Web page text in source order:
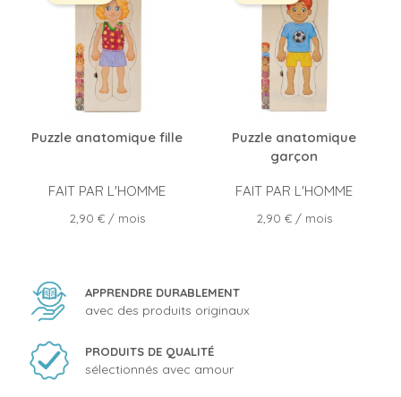
Puzzle anatomique fille
FAIT PAR L'HOMME
Prix
2,90 €/ mois
Puzzle anatomique
garçon
FAIT PAR L'HOMME
Prix
2,90 €/ mois
APPRENDRE DURABLEMENT
avec des produits originaux
PRODUITS DE QUALITÉ
sélectionnés avec amour